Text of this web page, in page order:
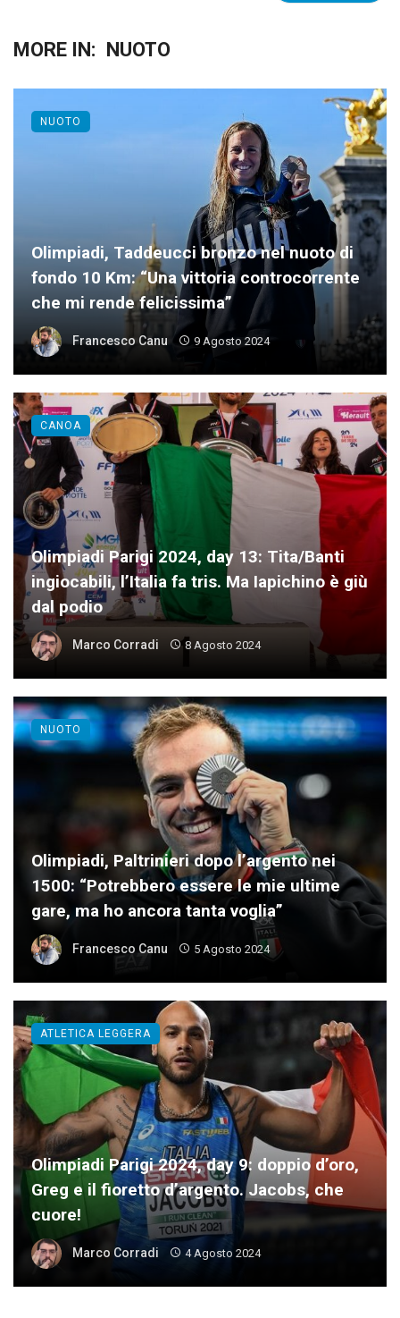
MORE IN: NUOTO
Olimpiadi, Taddeucci bronzo nel nuoto di
fondo 10 Km: “Una vittoria controcorrente
che mi rende felicissima”
Francesco Canu 9 Agosto 2024
NUOTO
Olimpiadi Parigi 2024, day 13: Tita/Banti
ingiocabili, l’Italia fa tris. Ma Iapichino è giù
dal podio
Marco Corradi 8 Agosto 2024
CANOA
Olimpiadi, Paltrinieri dopo l’argento nei
1500: “Potrebbero essere le mie ultime
gare, ma ho ancora tanta voglia”
Francesco Canu 5 Agosto 2024
NUOTO
Olimpiadi Parigi 2024, day 9: doppio d’oro,
Greg e il fioretto d’argento. Jacobs, che
cuore!
Marco Corradi 4 Agosto 2024
ATLETICA LEGGERA